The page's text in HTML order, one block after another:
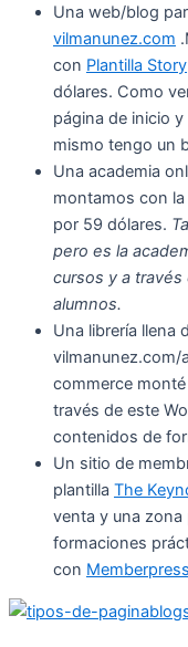
Una web/blog
vilmanunez.com
con Plantilla Story
dólares. Como
página de inicio
mismo tengo un
Una academia
montamos con la
por 59 dólares.
pero es la
cursos y a través
alumnos.
Una librería llena
vilmanunez.com/
commerce
través de este
contenidos de
Un sitio de
plantilla The
venta y una zona
formaciones
con Memberpress